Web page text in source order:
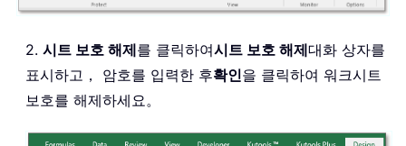
2. 시트 보호 해제를 클릭하여시트 보호 해제대화 상자를
표시하고， 암호를 입력한 후확인을 클릭하여 워크시트
보호를 해제하세요。